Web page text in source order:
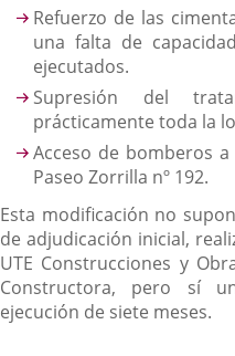
Refuerzo de las
una falta de
ejecutados.
Supresión del
prácticamente toda la
Acceso de bomberos
Paseo Zorrilla nº 192.
Esta modificación no
de adjudicación inicial,
UTE Construcciones y
Constructora, pero sí
ejecución de siete meses.